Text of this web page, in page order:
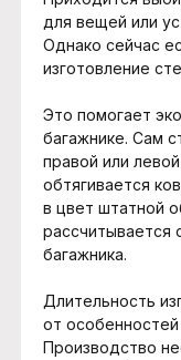
для вещей или
Однако сейчас
изготовление
Это помогает
багажнике. Сам
правой или
обтягивается
в цвет штатной
рассчитывается
багажника.
Длительность
от
Производство